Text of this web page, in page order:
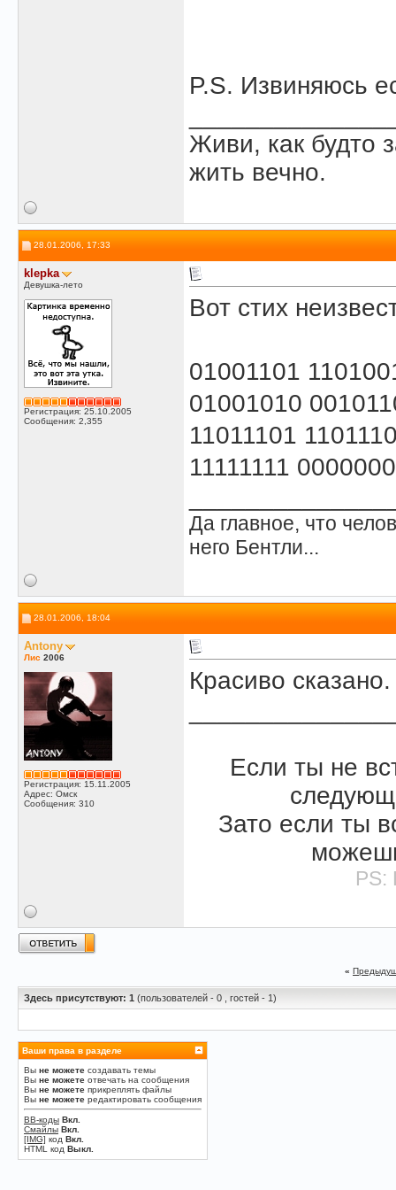
P.S. Извиняюсь
Живи, как будто
жить вечно.
28.01.2006, 17:33
klepka
Девушка-лето
Регистрация: 25.10.2005
Сообщения: 2,355
Вот стих
01001101
01001010
11011101
11111111
Да главное, что
него Бентли...
28.01.2006, 18:04
Antony
Лис 2006
Регистрация: 15.11.2005
Адрес: Омск
Сообщения: 310
Красиво
Если ты не
Зато если ты
PS:
«
Здесь присутствуют: 1 (пользователей - 0 , гостей - 1)
Ваши права в разделе
Вы не можете создавать темы
Вы не можете отвечать на сообщения
Вы не можете прикреплять файлы
Вы не можете редактировать сообщения
BB-коды Вкл.
Смайлы Вкл.
[IMG] код Вкл.
HTML код Выкл.